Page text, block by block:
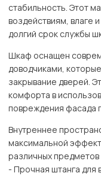
стабильность. Этот
воздействиям, влаге
долгий срок службы
Шкаф оснащен
доводчиками,
закрывание дверей.
комфорта в
повреждения фасада
Внутреннее
максимальной
различных
- Прочная штанга для